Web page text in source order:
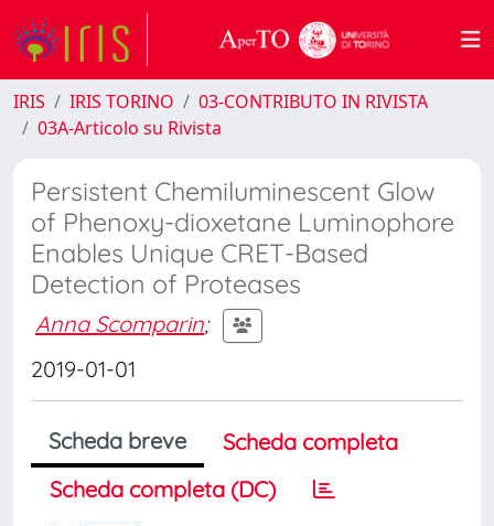
IRIS IRIS TORINO
03-CONTRIBUTO IN RIVISTA
03A-Articolo su Rivista
Persistent Chemiluminescent Glow
of Phenoxy-dioxetane Luminophore
Enables Unique CRET-Based
Detection of Proteases
Anna Scomparin;
2019-01-01
Scheda breve
Scheda completa
Scheda completa (DC)